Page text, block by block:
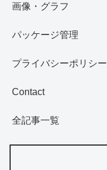
画像・グラフ
パッケージ管理
プライバシーポリシー
Contact
全記事一覧